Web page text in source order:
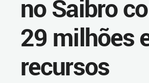
no Saibro
29 milhões
recursos